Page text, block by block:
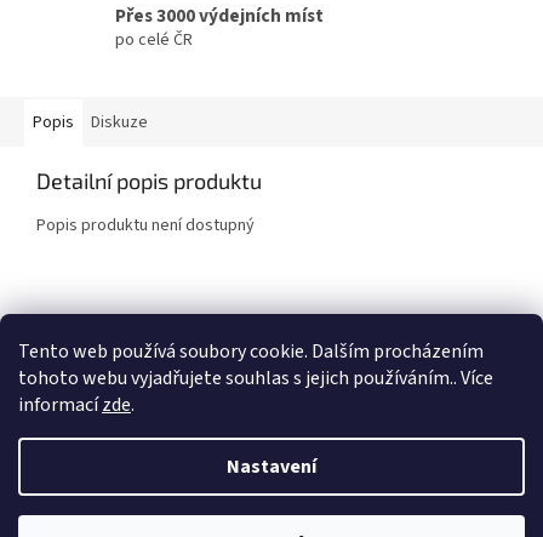
Tento web používá soubory cookie. Dalším procházením
tohoto webu vyjadřujete souhlas s jejich používáním.. Více
informacízde.
Nastavení
Přes 3000 výdejních míst
po celé ČR
Popis Diskuze
Detailní popis produktu
Popis produktu není dostupný
Z
Vytvořil Shoptet